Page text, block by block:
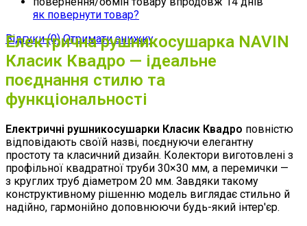
як повернути товар?
Відгуки (0) Отримати знижку
Електрична рушникосушарка NAVIN
Класик Квадро — ідеальне
поєднання стилю та
функціональності
Електричні рушникосушарки Класик Квадро повністю
відповідають своїй назві, поєднуючи елегантну
простоту та класичний дизайн. Колектори виготовлені з
профільної квадратної труби 30×30 мм, а перемички —
з круглих труб діаметром 20 мм. Завдяки такому
конструктивному рішенню модель виглядає стильно й
надійно, гармонійно доповнюючи будь-який інтер'єр.